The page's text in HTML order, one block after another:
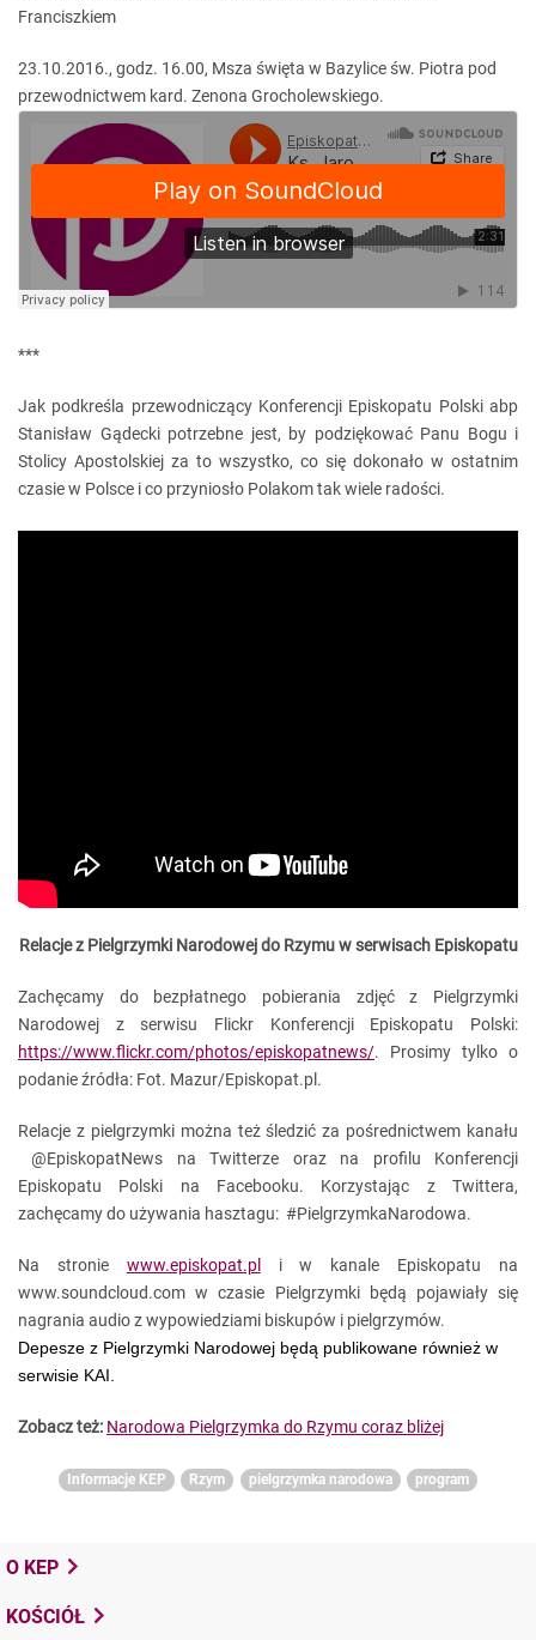
Franciszkiem
23.10.2016., godz. 16.00, Msza święta w Bazylice św. Piotra pod
przewodnictwem kard. Zenona Grocholewskiego.
***
Jak podkreśla przewodniczący Konferencji Episkopatu Polski abp
Stanisław Gądecki potrzebne jest, by podziękować Panu Bogu i
Stolicy Apostolskiej za to wszystko, co się dokonało w ostatnim
czasie w Polsce i co przyniosło Polakom tak wiele radości.
Relacje z Pielgrzymki Narodowej do Rzymu w serwisach Episkopatu
Zachęcamy do bezpłatnego pobierania zdjęć z Pielgrzymki
Narodowej z serwisu Flickr Konferencji Episkopatu Polski:
https://www.flickr.com/photos/episkopatnews/. Prosimy tylko o
podanie źródła: Fot. Mazur/Episkopat.pl.
Relacje z pielgrzymki można też śledzić za pośrednictwem kanału
@EpiskopatNews na Twitterze oraz na profilu Konferencji
Episkopatu Polski na Facebooku. Korzystając z Twittera,
zachęcamy do używania hasztagu: #PielgrzymkaNarodowa.
Na stronie www.episkopat.pl
i w kanale Episkopatu na
www.soundcloud.com w czasie Pielgrzymki będą pojawiały się
nagrania audio z wypowiedziami biskupów i pielgrzymów.
Depesze z Pielgrzymki Narodowej będą publikowane również w
serwisie KAI.
Zobacz też: Narodowa Pielgrzymka do Rzymu coraz bliżej
Informacje KEP Rzym pielgrzymka narodowa program
O KEP
KOŚCIÓŁ